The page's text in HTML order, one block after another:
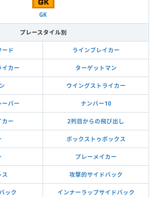
GK
プレースタイル別
ード ラインブレイカー
イカー ターゲットマン
ウイングストライカー
ーバー ナンバー10
カー 2列目からの飛び出し
ボックストゥボックス
プレーメイカー
ス 攻撃的サイドバック
ック インナーラップサイドバック